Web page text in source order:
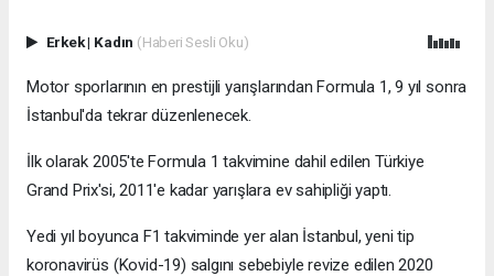
Erkek| Kadın (Haberi Sesli Oku)
Motor sporlarının en prestijli yarışlarından Formula 1, 9 yıl sonra
İstanbul'da tekrar düzenlenecek.
İlk olarak 2005'te Formula 1 takvimine dahil edilen Türkiye
Grand Prix'si, 2011'e kadar yarışlara ev sahipliği yaptı.
Yedi yıl boyunca F1 takviminde yer alan İstanbul, yeni tip
koronavirüs (Kovid-19) salgını sebebiyle revize edilen 2020